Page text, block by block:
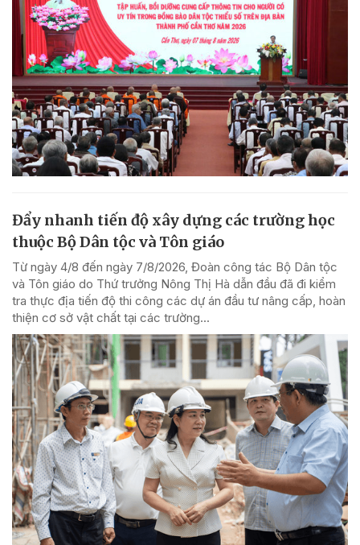
Đẩy nhanh tiến độ xây dựng các trường học
thuộc Bộ Dân tộc và Tôn giáo
Từ ngày 4/8 đến ngày 7/8/2026, Đoàn công tác Bộ Dân tộc
và Tôn giáo do Thứ trưởng Nông Thị Hà dẫn đầu đã đi kiểm
tra thực địa tiến độ thi công các dự án đầu tư nâng cấp, hoàn
thiện cơ sở vật chất tại các trường...